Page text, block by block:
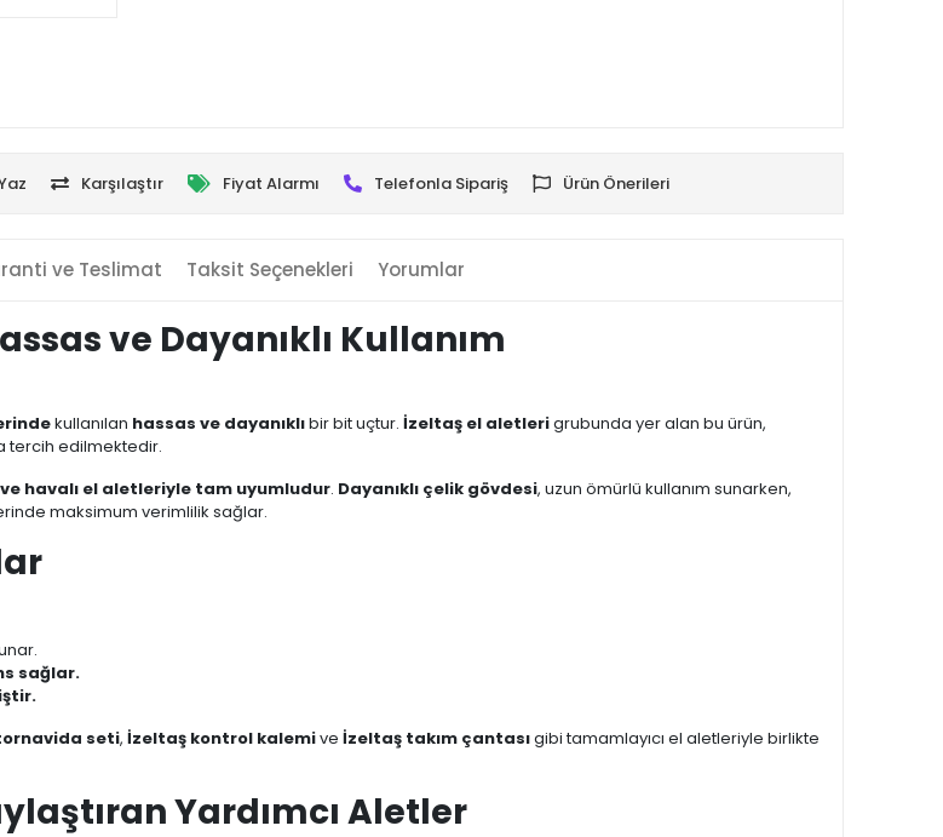
Karşılaştır Fiyat Alarmı Telefonla Sipariş Ürün Önerileri
ve Teslimat Taksit Seçenekleri Yorumlar
ve Dayanıklı Kullanım
kullanılan hassas ve dayanıklıbir bit uçtur. İzeltaş el aletlerigrubunda yer alan bu ürün,
tercih edilmektedir.
havalı el aletleriyle tam uyumludur. Dayanıklı çelik gövdesi, uzun ömürlü kullanım sunarken,
maksimum verimlilik sağlar.
sağlar.
seti, İzeltaş kontrol kalemive İzeltaş takım çantasıgibi tamamlayıcı el aletleriyle birlikte
Yardımcı Aletler